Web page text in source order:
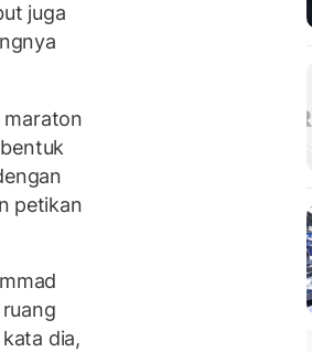
juga
maraton
petikan
dia,